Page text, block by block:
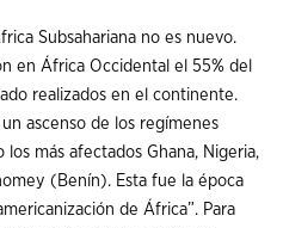
Subsahariana no es nuevo.
en África Occidental el 55% del
realizados en el continente.
ascenso de los regímenes
más afectados Ghana, Nigeria,
(Benín). Esta fue la época
de África”. Para